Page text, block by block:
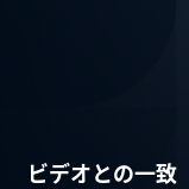
ビデオとの一致